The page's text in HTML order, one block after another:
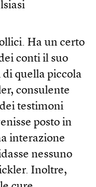
Ha un certo
conti il suo
quella piccola
consulente
testimoni
posto in
interazione
nessuno
Inoltre,